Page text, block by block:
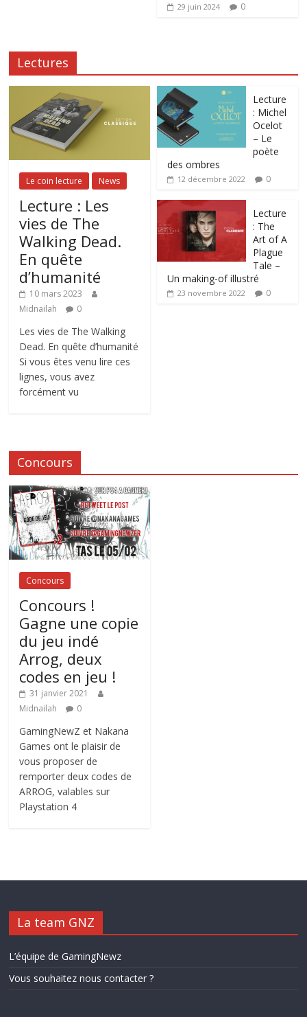
29 juin 2024 0
Lectures
Le coin lecture News
Lecture : Les
vies de The
Walking Dead.
En quête
d’humanité
10 mars 2023
Midnailah
0
Les vies de The Walking
Dead. En quête d’humanité
Si vous êtes venu lire ces
lignes, vous avez
forcément vu
Lecture
: Michel
Ocelot
– Le
poète
des ombres
12 décembre 2022 0
Lecture
: The
Art of A
Plague
Tale –
Un making-of illustré
23 novembre 2022 0
Concours
Concours
Concours !
Gagne une copie
du jeu indé
Arrog, deux
codes en jeu !
31 janvier 2021
Midnailah
0
GamingNewZ et Nakana
Games ont le plaisir de
vous proposer de
remporter deux codes de
ARROG, valables sur
Playstation 4
La team GNZ
L’équipe de GamingNewz
Vous souhaitez nous contacter ?